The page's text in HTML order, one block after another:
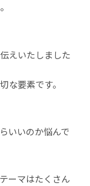
えいたしました
な要素です。
いいのか悩んで
ーマはたくさん